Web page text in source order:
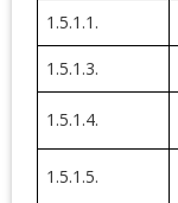
1.5.1.1.
1.5.1.3.
1.5.1.4.
1.5.1.5.